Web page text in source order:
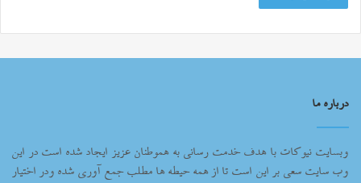
درباره ما
وبسایت نیوکات با هدف خدمت رسانی به هموطنان عزیز ایجاد شده است در این
وب سایت سعی بر این است تا از همه حیطه ها مطلب جمع آوری شده ودر اختیار